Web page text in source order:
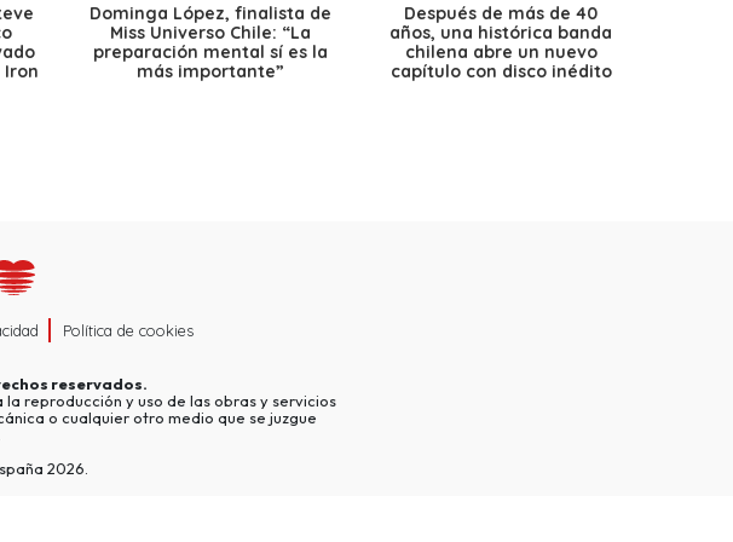
Iron
Dominga López, finalista de
Miss Universo Chile: “La
preparación mental sí es la
más importante”
Después de más de 40
años, una histórica banda
chilena abre un nuevo
capítulo con disco inédito
Política de cookies
reservados.
la reproducción y uso de las obras y servicios
o cualquier otro medio que se juzgue
2026.